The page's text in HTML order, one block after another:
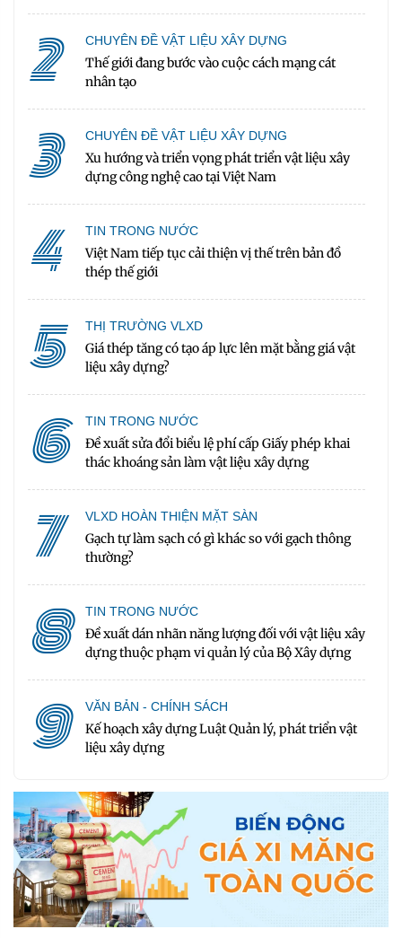
2 CHUYÊN ĐỀ VẬT LIỆU XÂY DỰNG
Thế giới đang bước vào cuộc cách mạng cát
nhân tạo
3 CHUYÊN ĐỀ VẬT LIỆU XÂY DỰNG
Xu hướng và triển vọng phát triển vật liệu xây
dựng công nghệ cao tại Việt Nam
4 TIN TRONG NƯỚC
Việt Nam tiếp tục cải thiện vị thế trên bản đồ
thép thế giới
5 THỊ TRƯỜNG VLXD
Giá thép tăng có tạo áp lực lên mặt bằng giá vật
liệu xây dựng?
6 TIN TRONG NƯỚC
Đề xuất sửa đổi biểu lệ phí cấp Giấy phép khai
thác khoáng sản làm vật liệu xây dựng
7 VLXD HOÀN THIỆN MẶT SÀN
Gạch tự làm sạch có gì khác so với gạch thông
thường?
8 TIN TRONG NƯỚC
Đề xuất dán nhãn năng lượng đối với vật liệu xây
dựng thuộc phạm vi quản lý của Bộ Xây dựng
9 VĂN BẢN - CHÍNH SÁCH
Kế hoạch xây dựng Luật Quản lý, phát triển vật
liệu xây dựng